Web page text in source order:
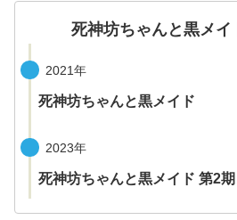
死神坊ちゃんと黒メイ
2021年
死神坊ちゃんと黒メイド
2023年
死神坊ちゃんと黒メイド 第2期